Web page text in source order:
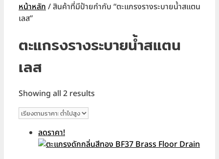
หน้าหลัก / สินค้าที่มีป้ายกำกับ “ตะแกรงรางระบายน้ำสแตน
เลส”
ตะแกรงรางระบายน้ำสแตน
เลส
Showing all 2 results
to
high
ลดราคา!